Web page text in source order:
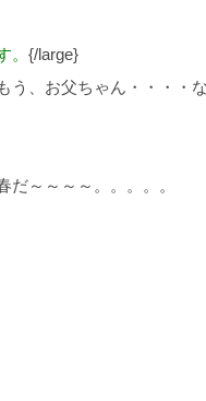
。 {/large}
父ちゃん・・・・
。。。。。